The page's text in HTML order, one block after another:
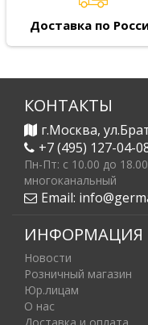
Доставка по
КОНТАКТЫ
г.Москва,
+7 (495) 127-04-
Пн-Пт: c 10.00 до 18.00
многоканальный
Email:
ИНФОРМАЦИЯ
Новости
Розничный магазин
Юр.лицам
О нас